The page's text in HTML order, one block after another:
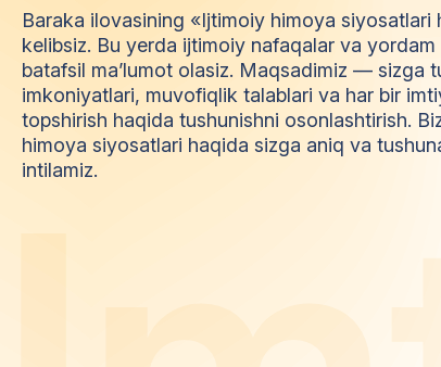
Baraka ilovasining «Ijtimoiy himoya siyosatlari
kelibsiz. Bu yerda ijtimoiy nafaqalar va
batafsil ma’lumot olasiz. Maqsadimiz — sizga
imkoniyatlari, muvofiqlik talablari va har bir
topshirish haqida tushunishni osonlashtirish.
himoya siyosatlari haqida sizga aniq va
intilamiz.